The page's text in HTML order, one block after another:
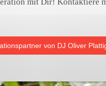
mit Dir! Kontaktiere
von DJ Oliver